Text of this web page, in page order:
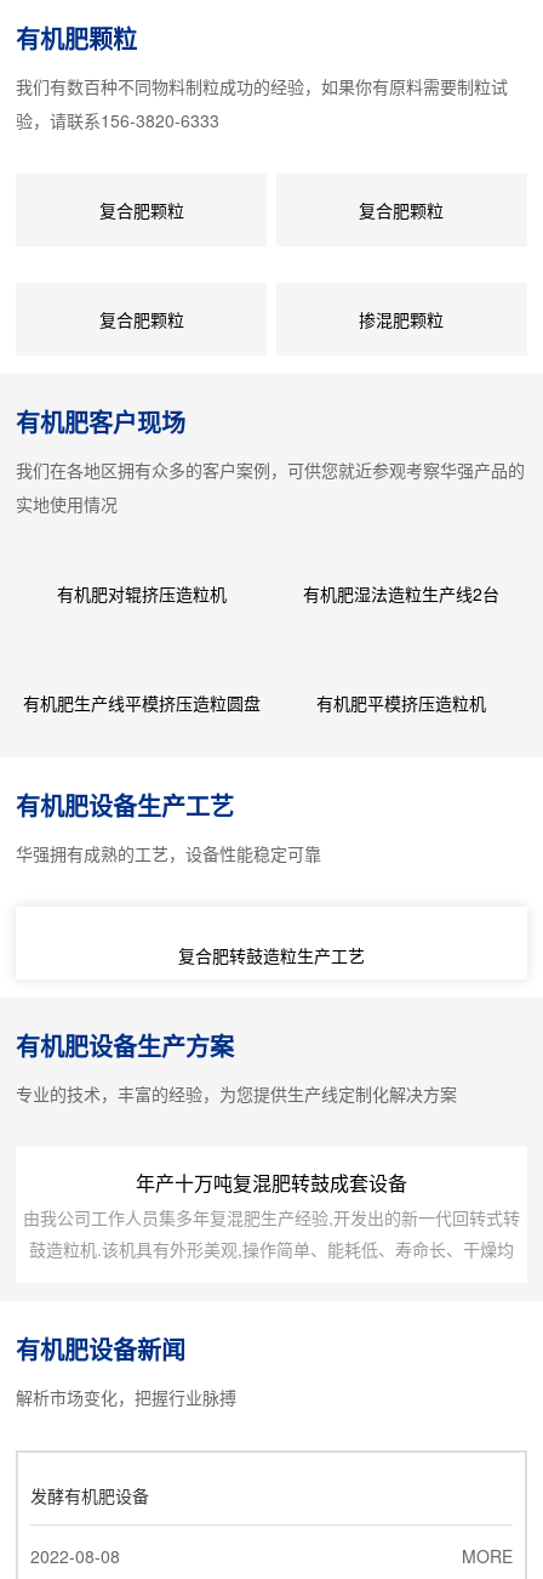
快、可连续不断工作，特别适合广大城乡建筑工程使用。该机主要
用于原料的混合。(盘内采用聚丙烯板内衬或不锈钢板)，因此，不
易粘料。耐磨损，采用摆线针轮减速机具有结构...
有机肥颗粒
我们有数百种不同物料制粒成功的经验，如果你有原料需要制粒试
验，请联系156-3820-6333
复合肥颗粒 复合肥颗粒
复合肥颗粒 掺混肥颗粒
有机肥客户现场
我们在各地区拥有众多的客户案例，可供您就近参观考察华强产品的
实地使用情况
有机肥对辊挤压造粒机 有机肥湿法造粒生产线2台
有机肥生产线平模挤压造粒圆盘 有机肥平模挤压造粒机
有机肥设备生产工艺
华强拥有成熟的工艺，设备性能稳定可靠
复合肥转鼓造粒生产工艺
有机肥设备生产方案
专业的技术，丰富的经验，为您提供生产线定制化解决方案
年产十万吨复混肥转鼓成套设备
由我公司工作人员集多年复混肥生产经验,开发出的新一代回转式转
鼓造粒机.该机具有外形美观,操作简单、能耗低、寿命长、干燥均
求设计1万-50万吨的有机无机肥生产流水线及车间厂房设计。序号
机Ф2米×8米1513烘干机Ф...
有机肥设备新闻
解析市场变化，把握行业脉搏
发酵有机肥设备
2022-08-08 MORE